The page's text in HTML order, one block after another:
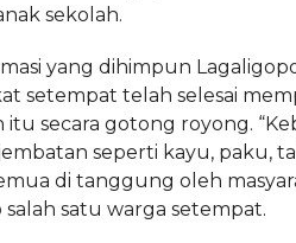
sekolah.
yang dihimpun
setempat telah selesai
itu secara gotong royong.
seperti kayu, paku,
di tanggung oleh
salah satu warga setempat.